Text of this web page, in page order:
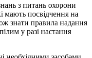
з питань охорони
мають посвідчення на
знати правила надання
у разі настання